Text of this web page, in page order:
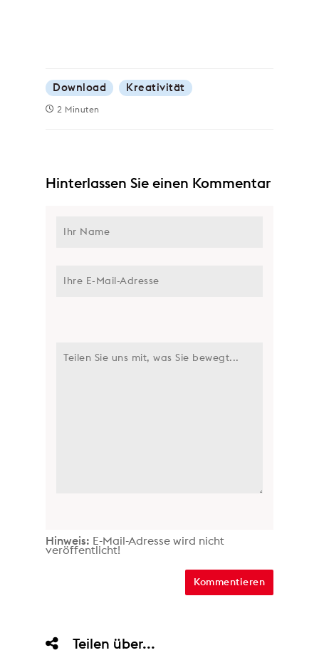
Download Kreativität
2 Minuten
Hinterlassen Sie einen Kommentar
Hinweis: E-Mail-Adresse wird nicht
veröffentlicht!
Teilen über...